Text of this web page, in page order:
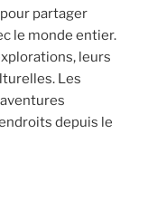
partager
le monde entier.
leurs
Les
depuis le